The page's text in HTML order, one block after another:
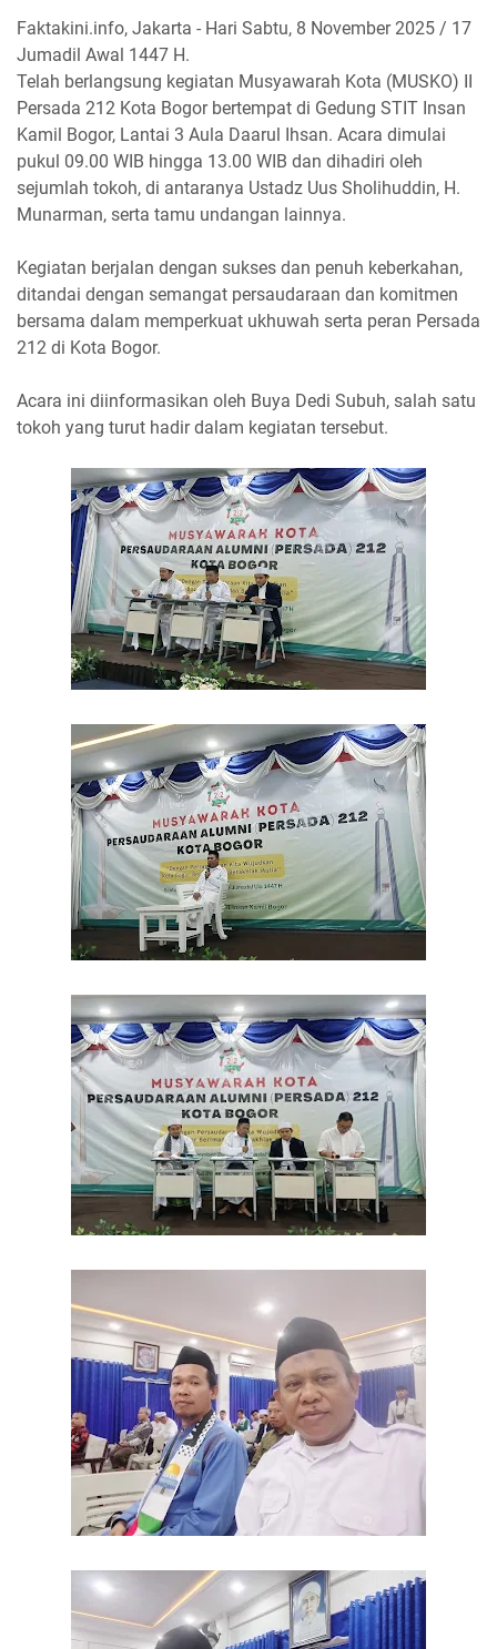
Faktakini.info, Jakarta - Hari Sabtu, 8 November 2025 / 17
Jumadil Awal 1447 H.
Telah berlangsung kegiatan Musyawarah Kota (MUSKO) II
Persada 212 Kota Bogor bertempat di Gedung STIT Insan
Kamil Bogor, Lantai 3 Aula Daarul Ihsan. Acara dimulai
pukul 09.00 WIB hingga 13.00 WIB dan dihadiri oleh
sejumlah tokoh, di antaranya Ustadz Uus Sholihuddin, H.
Munarman, serta tamu undangan lainnya.
Kegiatan berjalan dengan sukses dan penuh keberkahan,
ditandai dengan semangat persaudaraan dan komitmen
bersama dalam memperkuat ukhuwah serta peran Persada
212 di Kota Bogor.
Acara ini diinformasikan oleh Buya Dedi Subuh, salah satu
tokoh yang turut hadir dalam kegiatan tersebut.